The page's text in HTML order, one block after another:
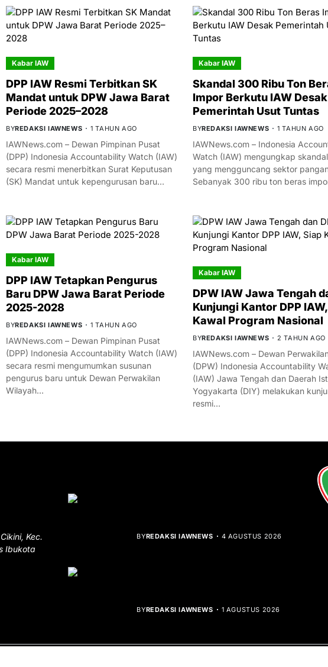
Kabar IAW
DPP IAW Resmi Terbitkan SK
Mandat untuk DPW Jawa Barat
Periode 2025–2028
BYREDAKSI IAWNEWS 1 TAHUN AGO
IAWNews.com – Dewan Pimpinan Pusat
(DPP) Indonesia Accountability Watch (IAW)
secara resmi menerbitkan Surat Keputusan
(SK) Mandat untuk kepengurusan baru…
Kabar IAW
Skandal 300 Ribu Ton
Impor Berkutu IAW Desak
Pemerintah Usut Tuntas
BYREDAKSI IAWNEWS 1 TAHUN AGO
IAWNews.com – Indonesia
Watch (IAW) mengungkap
yang mengguncang sektor
Sebanyak 300 ribu ton beras
Kabar IAW
DPP IAW Tetapkan Pengurus
Baru DPW Jawa Barat Periode
2025-2028
BYREDAKSI IAWNEWS 1 TAHUN AGO
IAWNews.com – Dewan Pimpinan Pusat
(DPP) Indonesia Accountability Watch (IAW)
secara resmi mengumumkan susunan
pengurus baru untuk Dewan Perwakilan
Wilayah…
Kabar IAW
DPW IAW Jawa Tengah
Kunjungi Kantor DPP
Kawal Program Nasional
BYREDAKSI IAWNEWS 2 TAHUN AGO
IAWNews.com – Dewan
(DPW) Indonesia Accountability
(IAW) Jawa Tengah dan Daerah
Yogyakarta (DIY) melakukan
resmi…
Kec.
Ibukota
BYREDAKSI IAWNEWS 4 AGUSTUS 2026
BYREDAKSI IAWNEWS 1 AGUSTUS 2026